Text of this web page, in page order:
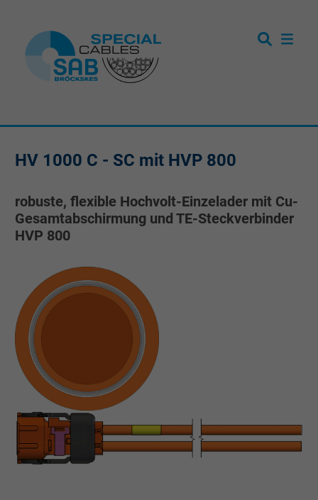
HV 1000 C - SC mit HVP 800
robuste, flexible Hochvolt-Einzelader mit Cu-
Gesamtabschirmung und TE-Steckverbinder
HVP 800